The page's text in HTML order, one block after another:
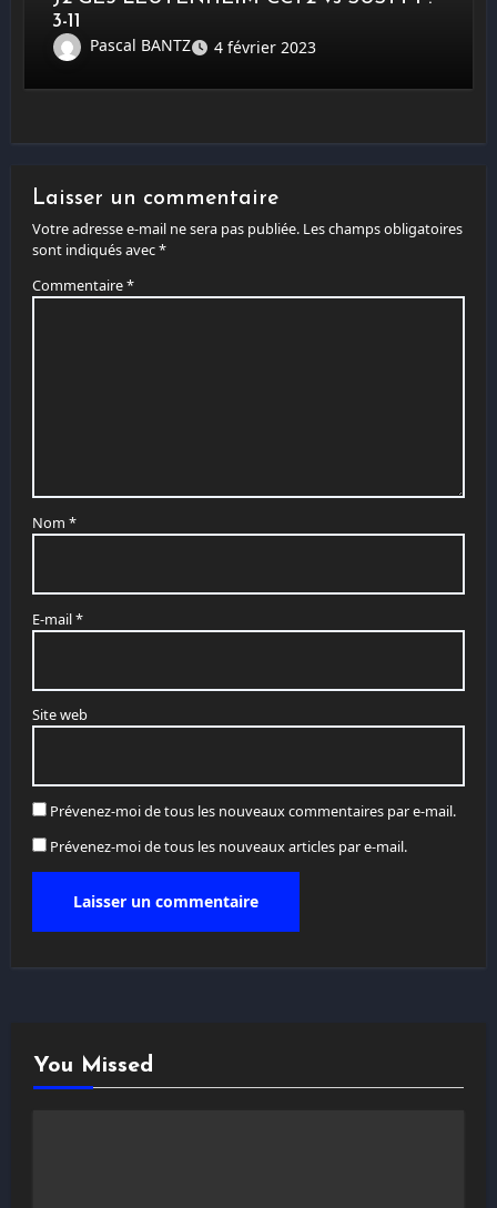
3-11
Pascal BANTZ
4 février 2023
Laisser un commentaire
Votre adresse e-mail ne sera pas publiée. Les champs obligatoires
sont indiqués avec*
Commentaire*
Nom *
E-mail*
Site web
Prévenez-moi de tous les nouveaux commentaires par e-mail.
Prévenez-moi de tous les nouveaux articles par e-mail.
You Missed